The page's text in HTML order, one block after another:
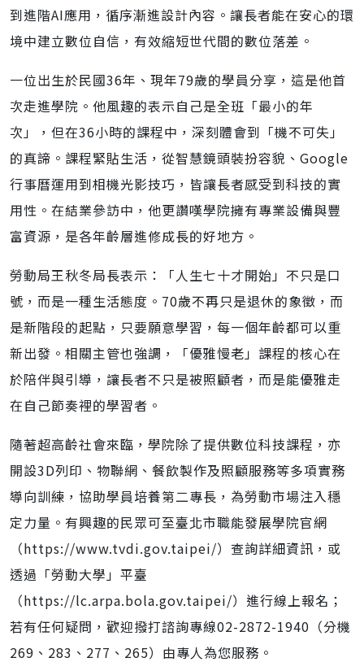
到進階AI應用，循序漸進設計內容。讓長者能在安心的環
境中建立數位自信，有效縮短世代間的數位落差。
一位出生於民國36年、現年79歲的學員分享，這是他首
次走進學院。他風趣的表示自己是全班「最小的年
次」，但在36小時的課程中，深刻體會到「機不可失」
的真諦。課程緊貼生活，從智慧鏡頭裝扮容貌、Google
行事曆運用到相機光影技巧，皆讓長者感受到科技的實
用性。在結業參訪中，他更讚嘆學院擁有專業設備與豐
富資源，是各年齡層進修成長的好地方。
勞動局王秋冬局長表示：「人生七十才開始」不只是口
號，而是一種生活態度。70歲不再只是退休的象徵，而
是新階段的起點，只要願意學習，每一個年齡都可以重
新出發。相關主管也強調，「優雅慢老」課程的核心在
於陪伴與引導，讓長者不只是被照顧者，而是能優雅走
在自己節奏裡的學習者。
隨著超高齡社會來臨，學院除了提供數位科技課程，亦
開設3D列印、物聯網、餐飲製作及照顧服務等多項實務
導向訓練，協助學員培養第二專長，為勞動市場注入穩
定力量。有興趣的民眾可至臺北市職能發展學院官網
（https://www.tvdi.gov.taipei/）查詢詳細資訊，或
透過「勞動大學」平臺
（https://lc.arpa.bola.gov.taipei/）進行線上報名；
若有任何疑問，歡迎撥打諮詢專線02-2872-1940（分機
269、283、277、265）由專人為您服務。